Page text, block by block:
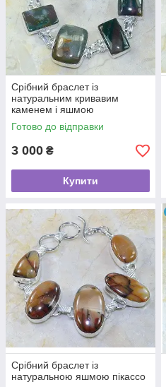
Срібний браслет із
натуральним кривавим
каменем і яшмою
Готово до відправки
3 000 ₴
Купити
Срібний браслет із
натуральною яшмою пікассо